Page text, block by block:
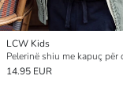
LCW Kids
Pelerinë shiu me kapuç për
14.95 EUR